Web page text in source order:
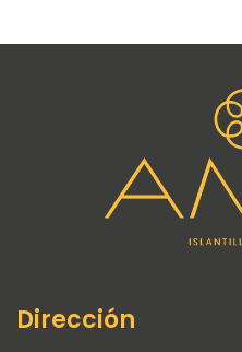
Dirección